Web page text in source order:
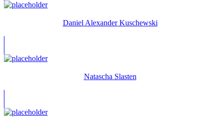
Daniel Alexander Kuschewski
Natascha Slasten